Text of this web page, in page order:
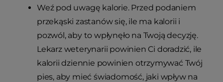
Weź pod uwagę kalorie. Przed podaniem
przekąski zastanów się, ile ma kalorii i
pozwól, aby to wpłynęło na Twoją decyzję.
Lekarz weterynarii powinien Ci doradzić, ile
kalorii dziennie powinien otrzymywać Twój
pies, aby mieć świadomość, jaki wpływ na